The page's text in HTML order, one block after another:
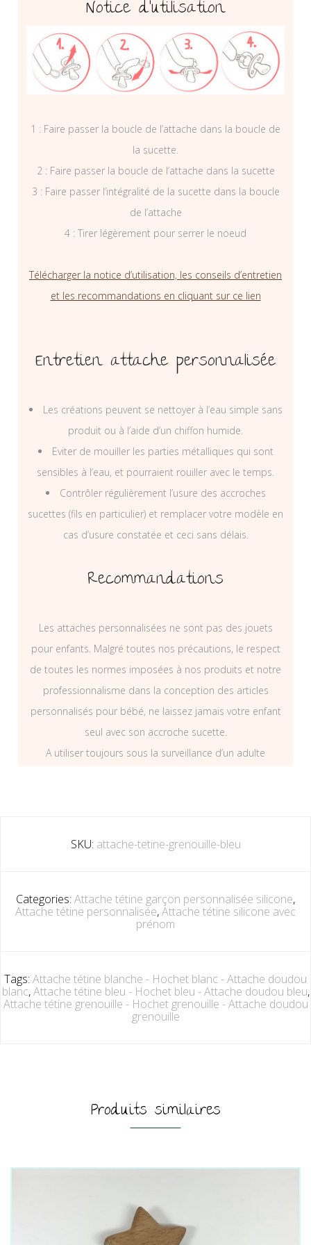
Notice d’utilisation
1 : Faire passer la boucle de l’attache dans la boucle de
la sucette.
2 : Faire passer la boucle de l’attache dans la sucette
3 : Faire passer l’intégralité de la sucette dans la boucle
de l’attache
4 : Tirer légèrement pour serrer le noeud
Télécharger la notice d’utilisation, les conseils d’entretien
et les recommandations en cliquant sur ce lien
Entretien attache personnalisée
Les créations peuvent se nettoyer à l’eau simple sans
produit ou à l’aide d’un chiffon humide.
Eviter de mouiller les parties métalliques qui sont
sensibles à l’eau, et pourraient rouiller avec le temps.
Contrôler régulièrement l’usure des accroches
sucettes (fils en particulier) et remplacer votre modèle en
cas d’usure constatée et ceci sans délais.
Recommandations
Les attaches personnalisées ne sont pas des jouets
pour enfants. Malgré toutes nos précautions, le respect
de toutes les normes imposées à nos produits et notre
professionnalisme dans la conception des articles
personnalisés pour bébé, ne laissez jamais votre enfant
seul avec son accroche sucette.
A utiliser toujours sous la surveillance d’un adulte
SKU: attache-tetine-grenouille-bleu
Categories: Attache tétine garçon personnalisée silicone,
Attache tétine personnalisée,Attache tétine silicone avec
prénom
Tags: Attache tétine blanche - Hochet blanc - Attache doudou
blanc,Attache tétine bleu - Hochet bleu - Attache doudou bleu,
Attache tétine grenouille - Hochet grenouille - Attache doudou
grenouille
Produits similaires